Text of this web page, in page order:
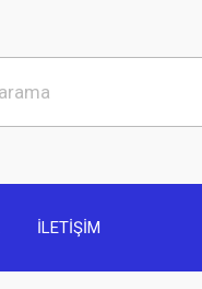
İLETİŞİM